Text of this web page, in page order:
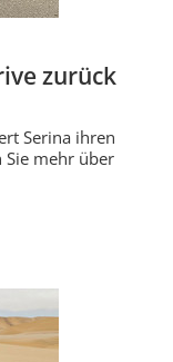
zurück
Serina ihren
Sie mehr über